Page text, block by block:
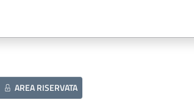
AREA RISERVATA